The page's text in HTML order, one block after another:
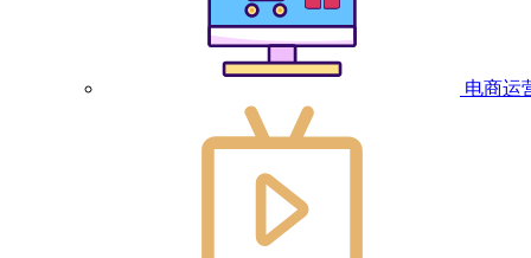
电商运